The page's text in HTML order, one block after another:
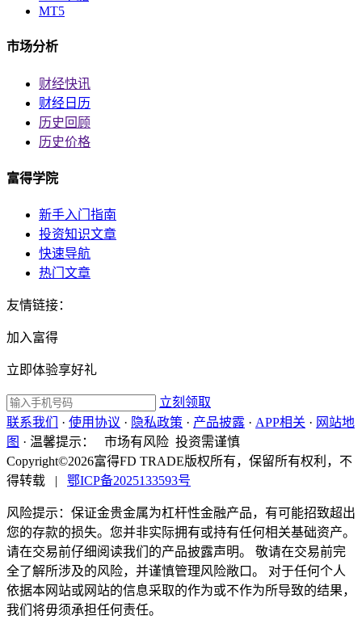
MT5
市场分析
财经快讯
财经日历
历史回顾
历史价格
富得学院
新手入门指南
投资知识文章
快速导航
热门文章
友情链接：
加入富得
立即体验享好礼
立刻领取
联系我们
· 使用协议 · 隐私政策 · 产品披露 · APP相关 · 网站地
图 · 温馨提示：
市场有风险 投资需谨慎
Copyright©2026富得FD TRADE版权所有，保留所有权利，不
得转载
| 鄂ICP备2025133593号
风险提示：保证金贵金属为杠杆性金融产品，有可能招致超出
您的存款的损失。您并非实际拥有或持有任何相关基础资产。
请在交易前仔细阅读我们的产品披露声明。 敬请在交易前完
全了解所涉及的风险，并谨慎管理风险敞口。 对于任何个人
依据本网站或网站的信息采取的作为或不作为所导致的结果，
我们将毋须承担任何责任。